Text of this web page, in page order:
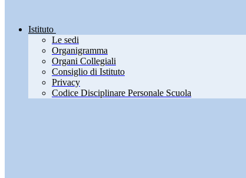
Istituto
Le sedi
Organigramma
Organi Collegiali
Consiglio di Istituto
Privacy
Codice Disciplinare Personale Scuola